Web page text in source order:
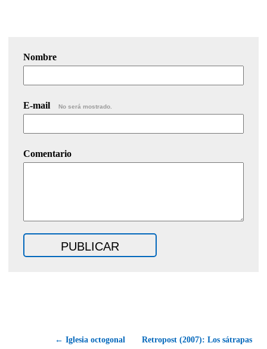
Nombre
E-mail No será mostrado.
Comentario
← Iglesia octogonal Retropost (2007): Los sátrapas